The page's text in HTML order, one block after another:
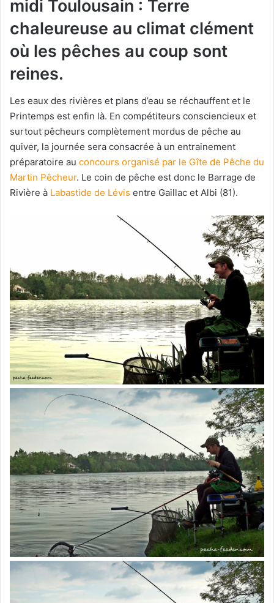
midi Toulousain : Terre
chaleureuse au climat clément
où les pêches au coup sont
reines.
Les eaux des rivières et plans d’eau se réchauffent et le
Printemps est enfin là. En compétiteurs consciencieux et
surtout pêcheurs complètement mordus de pêche au
quiver, la journée sera consacrée à un entrainement
préparatoire au concours organisé par le Gîte de Pêche du
Martin Pêcheur. Le coin de pêche est donc le Barrage de
Rivière à Labastide de Lévis entre Gaillac et Albi (81).